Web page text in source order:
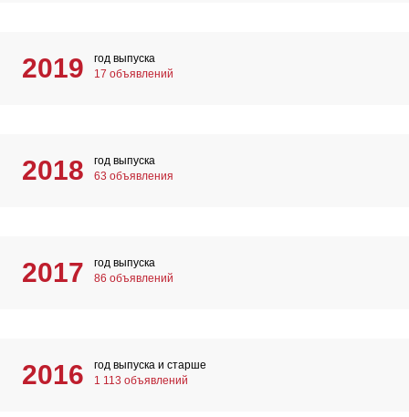
2019
год выпуска
17 объявлений
2018
год выпуска
63 объявления
2017
год выпуска
86 объявлений
2016
год выпуска и старше
1 113 объявлений